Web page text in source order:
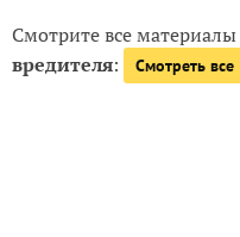
Смотрите все материалы
вредителя: Смотреть все